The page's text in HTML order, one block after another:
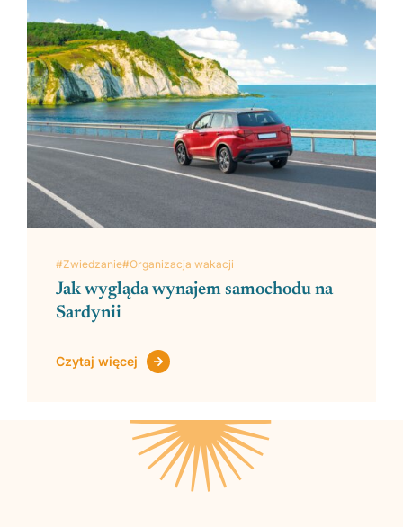
#Zwiedzanie#Organizacja wakacji
Jak wygląda wynajem samochodu na
Sardynii
Czytaj więcej